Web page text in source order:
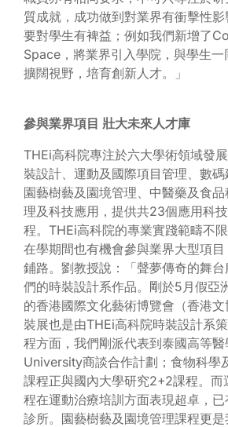
質成就，成功做到對業界有衝擊性
要對學生有裨益；例如我們新增了
Space，將業界引入學院，與學生一
擴闊視野，培育創新人才。」
參與業界項目 壯大未來人才庫
THEi高科院專注於六大學術領域發
裝設計、運動及國際項目管理、數碼
園藝樹藝及園境管理、中醫藥及食
理及科技應用，提供共23個應用科
程。THEi高科院的專業實踐範疇不
在學期間也有機會參與業界大型項
鋪路。劉教授說：「聲夢傳奇的舞
們的時裝設計系作品。剛於5月假亞
的香港國際文化藝術博覽會（香港
裝展也是由THEi高科院時裝設計系
程方面，我們剛派代表到泰國高等
University商談合作計劃；食物科學
課程正與國內大學研究2+2課程。而
程在運動治療培訓方面表現超卓，
診所。園藝樹藝及園境管理課程更是